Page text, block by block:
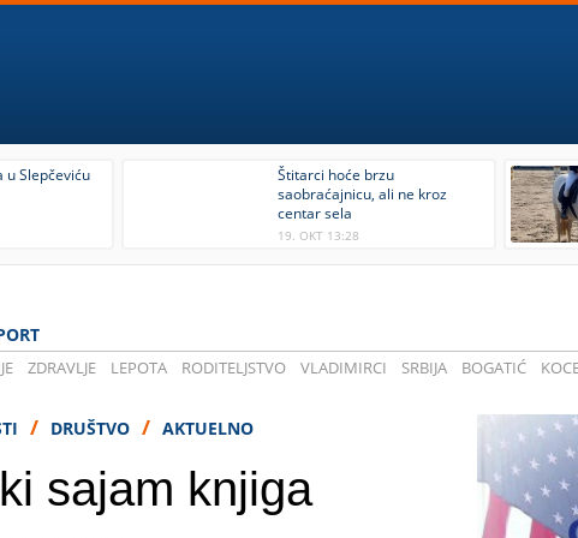
u Slepčeviću
Štitarci hoće brzu
saobraćajnicu, ali ne kroz
centar sela
19. OKT 13:28
ZDRAVLJE LEPOTA RODITELJSTVO VLADIMIRCI SRBIJA BOGATIĆ
/ DRUŠTVO / AKTUELNO
sajam knjiga